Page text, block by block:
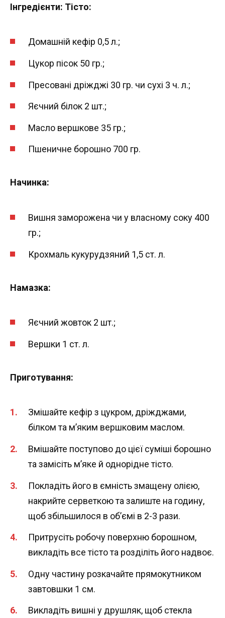
Інгредієнти: Тісто:
Домашній кефір 0,5 л.;
Цукор пісок 50 гр.;
Пресовані дріжджі 30 гр. чи сухі 3 ч. л.;
Яєчний білок 2 шт.;
Масло вершкове 35 гр.;
Пшеничне борошно 700 гр.
Начинка:
Вишня заморожена чи у власному соку 400
гр.;
Крохмаль кукурудзяний 1,5 ст. л.
Намазка:
Яєчний жовток 2 шт.;
Вершки 1 ст. л.
Приготування:
Змішайте кефір з цукром, дріжджами,
білком та м’яким вершковим маслом.
Вмішайте поступово до цієї суміші борошно
та замісіть м’яке й однорідне тісто.
Покладіть його в ємність змащену олією,
накрийте серветкою та залиште на годину,
щоб збільшилося в об’ємі в 2-3 рази.
Притрусіть робочу поверхню борошном,
викладіть все тісто та розділіть його надвоє.
Одну частину розкачайте прямокутником
завтовшки 1 см.
Викладіть вишні у друшляк, щоб стекла